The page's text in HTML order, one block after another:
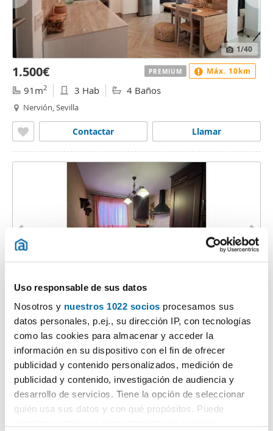
Uso responsable de sus datos
Nosotros y nuestros 1022 socios procesamos sus
datos personales, p.ej., su dirección IP, con tecnologías
como las cookies para almacenar y acceder la
información en su dispositivo con el fin de ofrecer
publicidad y contenido personalizados, medición de
publicidad y contenido, investigación de audiencia y
desarrollo de servicios. Tiene la opción de seleccionar
quién usa sus datos y con qué propósitos. Puede
1/40
1.500€
91m2 3 Hab 4 Baños
Nervión, Sevilla
Llamar
Contactar
PREMIUM Máx. 10km
1.200€
138m 2 4 Hab
Centro - Doña Mercedes, Arco Norte-La Alquería, Dos Hermanas
Llamar
Contactar
PREMIUM Máx. 10km